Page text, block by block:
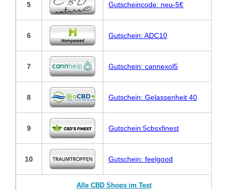
5 Gutscheincode: neu-5€
6 Gutschein: ADC10
7 Gutschein: cannexol5
8 Gutschein: Gelassenheit 40
9 Gutschein:5cbsxfinest
10 Gutschein: feelgood
Alle CBD Shops im Test